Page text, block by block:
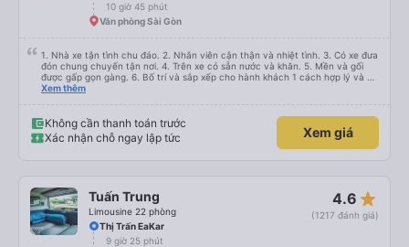
10 giờ 45 phút
Văn phòng Sài Gòn
1. Nhà xe tận tình chu đáo. 2. Nhân viên cận thận và nhiệt tình. 3. Có xe đưa
đón chung chuyến tận nơi. 4. Trên xe có sẵn nước và khăn. 5. Mền và gối
được gấp gọn gàng. 6. Bố trí và sắp xếp cho hành khách 1 cách hợp lý và có
tâm. 7. Giá cả phải chăng phù hợp với túi tiền của học sinh sinh viên và dân
Xem thêm
Không cần thanh toán trước
Xác nhận chỗ ngay lập tức
Xem giá
Tuấn Trung
Limousine 22 phòng
4.6 star_rate
(1217 đánh giá)
Thị Trấn EaKar
9 giờ 25 phút